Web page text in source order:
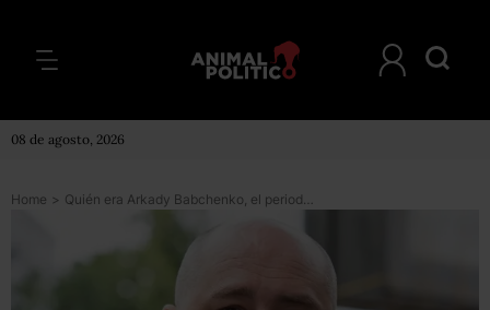
08 de agosto, 2026
Home > Quién era Arkady Babchenko, el periodista ruso crítico con Putin asesinado en Ucrania